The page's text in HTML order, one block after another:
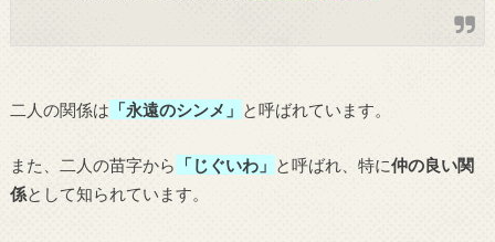
二人の関係は 「永遠のシンメ」 と呼ばれています。
また、二人の苗字から 「じぐいわ」 と呼ばれ、特に仲の良い関
係として知られています。